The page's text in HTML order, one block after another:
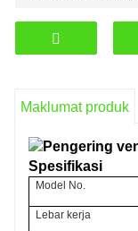
pesanan
sejuk). Dialu-
Maklumat produk
Spesifikasi
Model No.
Lebar kerja